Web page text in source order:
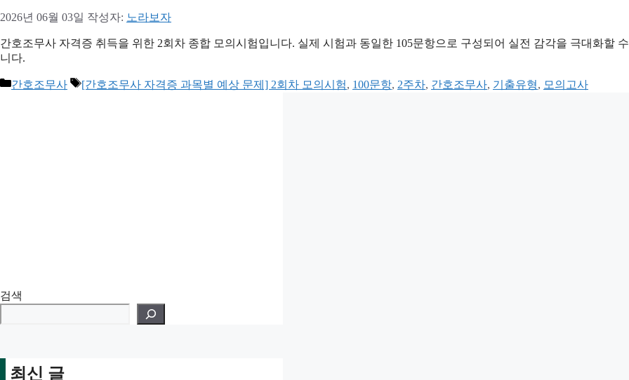
2026년 06월 03일 작성자: 노라보자
간호조무사 자격증 취득을 위한 2회차 종합 모의시험입니다. 실제 시험과 동일한 105문항으로 구성되어 실전 감각을 극대화할
니다.
카
간호조무사
태
[간호조무사 자격증 과목별 예상 문제] 2회차 모의시험, 100문항, 2주차, 간호조무사, 기출유형, 모의고사
검색
최신 글